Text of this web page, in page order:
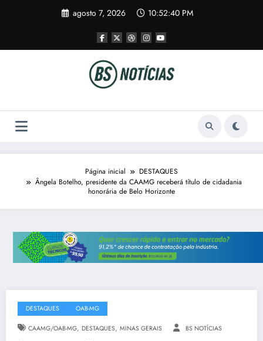
agosto 7, 2026 10:52:40 PM
Página inicial
DESTAQUES
Ângela Botelho, presidente da CAAMG receberá título de cidadania
honorária de Belo Horizonte
DESTAQUES OAB-MG
CAAMG/OAB-MG, DESTAQUES, MINAS GERAIS BS NOTÍCIAS